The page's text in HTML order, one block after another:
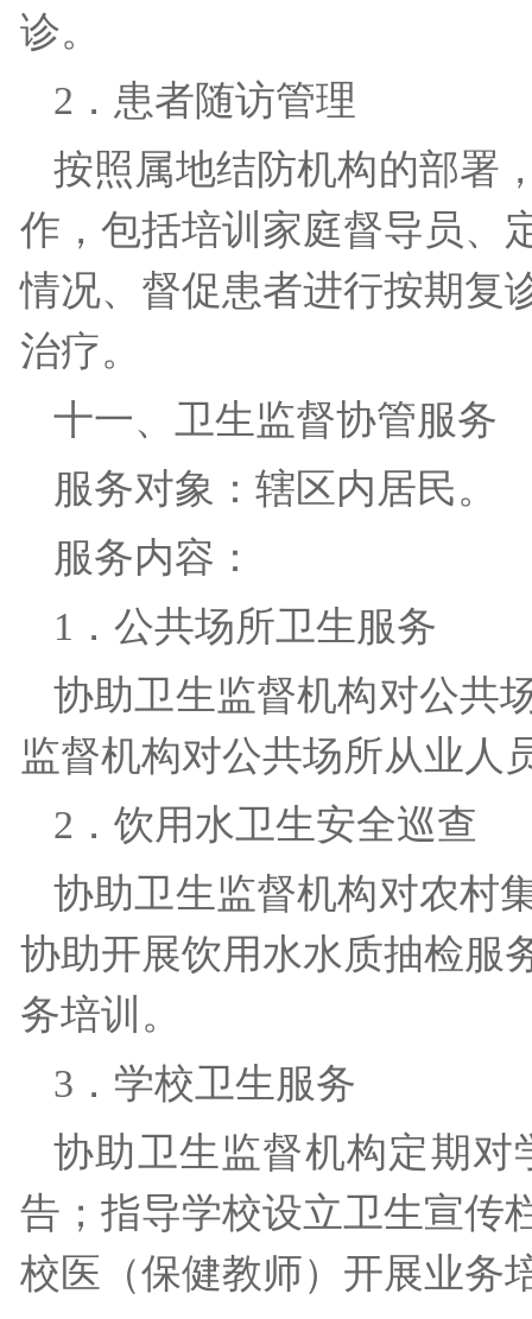
诊。
2．患者随访管理
按照属地结防机构的部署
作，包括培训家庭督导员、
情况、督促患者进行按期复
治疗。
十一、卫生监督协管服
服务对象：辖区内居民
服务内容：
1．公共场所卫生服务
协助卫生监督机构对公共
监督机构对公共场所从业
2．饮用水卫生安全巡查
协助卫生监督机构对农村
协助开展饮用水水质抽检服
务培训。
3．学校卫生服务
协助卫生监督机构定期
告；指导学校设立卫生宣传
校医（保健教师）开展业